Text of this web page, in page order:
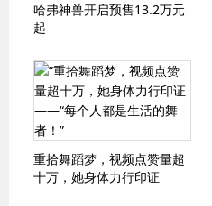
哈弗神兽开启预售13.2万元
起
重拾舞蹈梦，视频点赞量超
十万，她身体力行印证